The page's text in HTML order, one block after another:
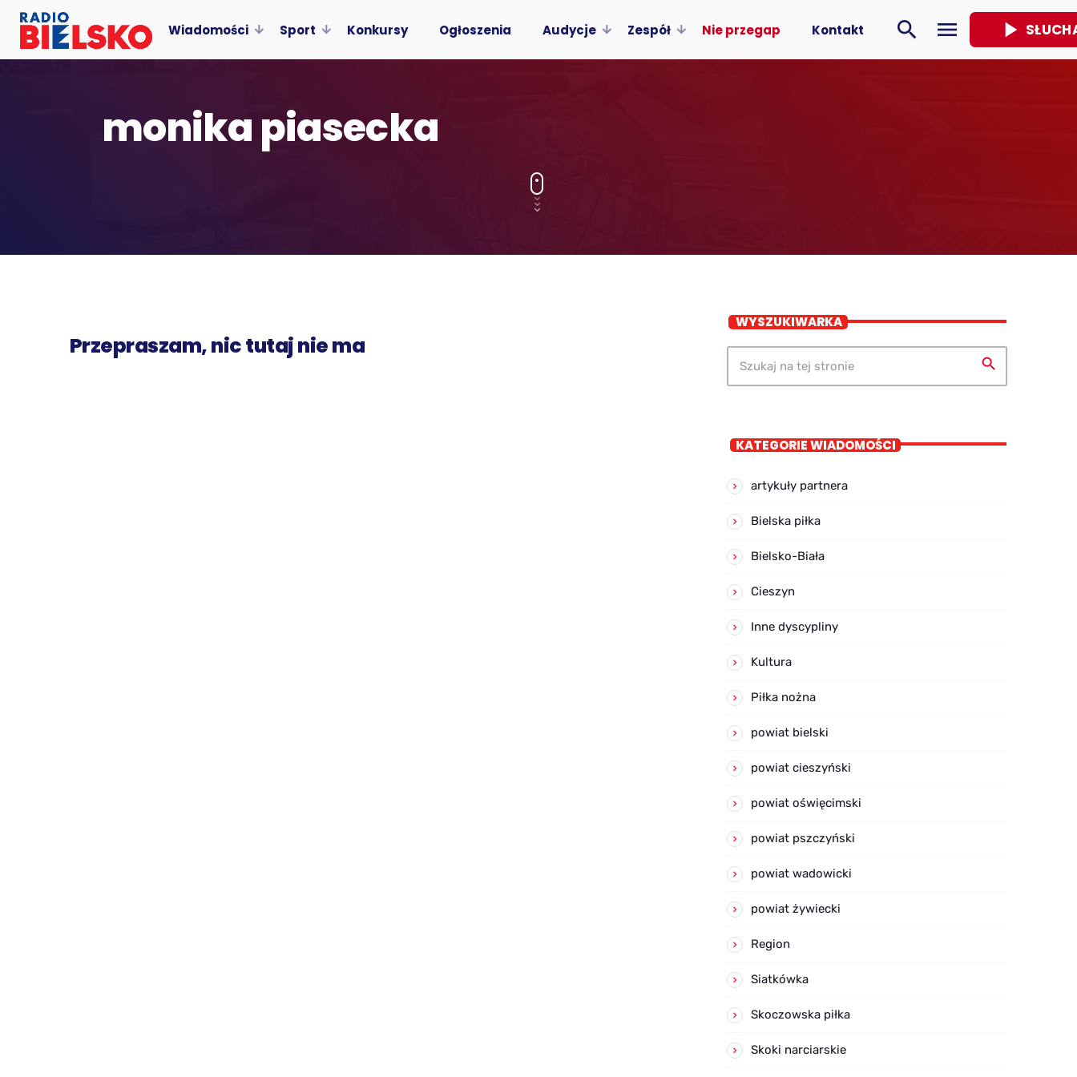
Wiadomości Sport Konkursy Ogłoszenia Audycje Zespół Nie przegap Kontakt search menu play_arrow
monika piasecka
Przepraszam, nic tutaj nie ma
WYSZUKIWARKA
search
KATEGORIE WIADOMOŚCI
artykuły partnera
Bielska piłka
Bielsko-Biała
Cieszyn
Inne dyscypliny
Kultura
Piłka nożna
powiat bielski
powiat cieszyński
powiat oświęcimski
powiat pszczyński
powiat wadowicki
powiat żywiecki
Region
Siatkówka
Skoczowska piłka
Skoki narciarskie